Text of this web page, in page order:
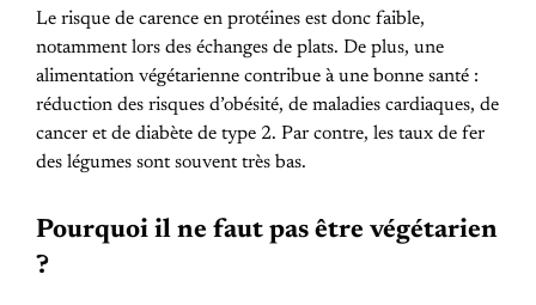
Le risque de carence en protéines est donc faible,
notamment lors des échanges de plats. De plus, une
alimentation végétarienne contribue à une bonne santé :
réduction des risques d’obésité, de maladies cardiaques, de
cancer et de diabète de type 2. Par contre, les taux de fer
des légumes sont souvent très bas.
Pourquoi il ne faut pas être végétarien
?